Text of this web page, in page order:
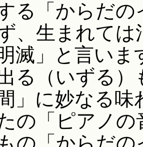
る「からだ
、生まれて
明滅」と言い
る（いずる）
間」に妙なる
の「ピアノ